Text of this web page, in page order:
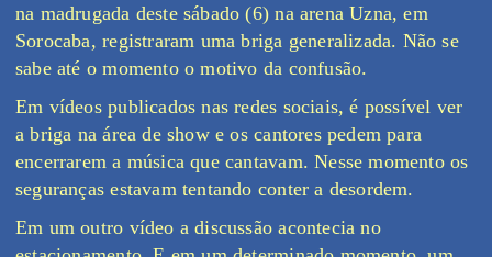
na madrugada deste sábado (6) na arena Uzna, em
Sorocaba, registraram uma briga generalizada. Não se
sabe até o momento o motivo da confusão.
Em vídeos publicados nas redes sociais, é possível ver
a briga na área de show e os cantores pedem para
encerrarem a música que cantavam. Nesse momento os
seguranças estavam tentando conter a desordem.
Em um outro vídeo a discussão acontecia no